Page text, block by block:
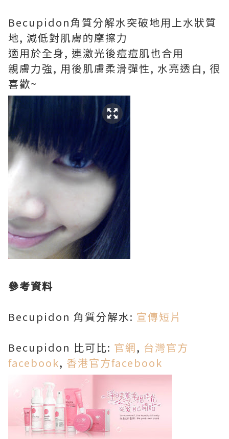
Becupidon角質分解水突破地用上水狀質
地, 減低對肌膚的摩擦力
適用於全身, 連激光後痘痘肌也合用
親膚力強, 用後肌膚柔滑彈性, 水亮透白, 很
喜歡~
參考資料
Becupidon 角質分解水: 宣傳短片
Becupidon 比可比: 官網, 台灣官方
facebook, 香港官方facebook